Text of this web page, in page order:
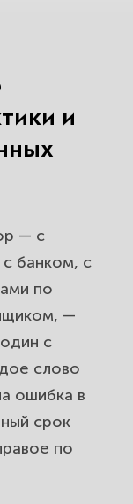
в
защитим
виновника
от
Борисово
и споры
ваши
и
— с
банком, с
по
—
с
слово
ошибка в
срок
по